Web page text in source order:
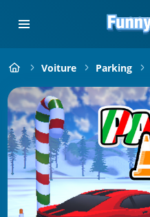
Voiture Parking